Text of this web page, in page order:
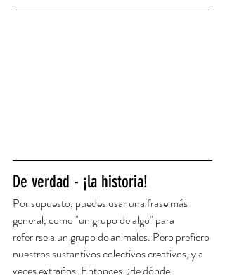
De verdad - ¡la historia!
Por supuesto, puedes usar una frase más
general, como "un grupo de algo" para
referirse a un grupo de animales. Pero prefiero
nuestros sustantivos colectivos creativos, y a
veces extraños. Entonces, ¿de dónde